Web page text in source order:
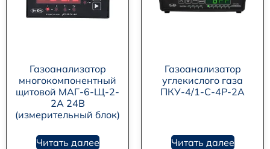
Газоанализатор
многокомпонентный
щитовой МАГ-6-Щ-2-
2А 24В
(измерительный блок)
Читать далее
Газоанализатор
углекислого газа
ПКУ-4/1-С-4Р-2А
Читать далее